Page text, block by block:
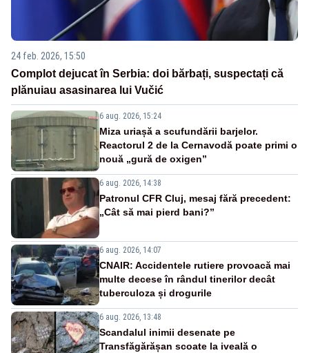
24 feb. 2026, 15:50
Complot dejucat în Serbia: doi bărbați, suspectați că
plănuiau asasinarea lui Vučić
6 aug. 2026, 15:24
Miza uriașă a scufundării barjelor.
Reactorul 2 de la Cernavodă poate primi o
nouă „gură de oxigen”
6 aug. 2026, 14:38
Patronul CFR Cluj, mesaj fără precedent:
„Cât să mai pierd bani?”
6 aug. 2026, 14:07
CNAIR: Accidentele rutiere provoacă mai
multe decese în rândul tinerilor decât
tuberculoza și drogurile
6 aug. 2026, 13:48
Scandalul inimii desenate pe
Transfăgărășan scoate la iveală o